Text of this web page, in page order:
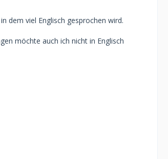
dem viel Englisch gesprochen wird.
möchte auch ich nicht in Englisch